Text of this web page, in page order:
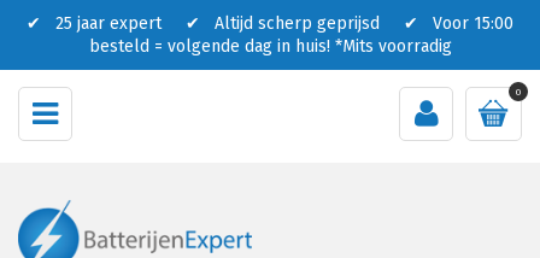
✔ 25 jaar expert ✔ Altijd scherp geprijsd ✔ Voor 15:00
besteld = volgende dag in huis! *Mits voorradig
0